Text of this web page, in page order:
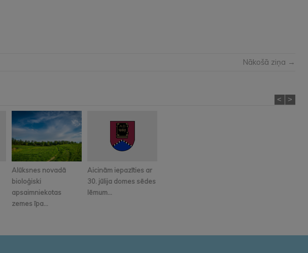
Nākošā ziņa →
Alūksnes novadā
bioloģiski
apsaimniekotas
zemes īpa...
Aicinām iepazīties ar
30. jūlija domes sēdes
lēmum...
< >